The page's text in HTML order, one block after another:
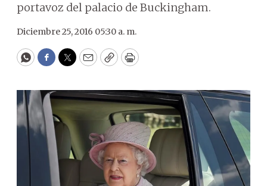
portavoz del palacio de Buckingham.
Diciembre 25, 2016 05:30 a. m.
WhatsApp
Facebook
Twitter
EmailCopyPrint